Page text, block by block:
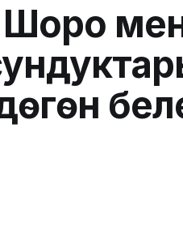
Шоро